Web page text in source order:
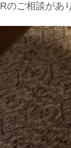
Rのご相談があ